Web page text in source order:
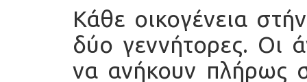
Κάθε οικογένεια
δύο γεννήτορες. Οι
να ανήκουν πλήρως